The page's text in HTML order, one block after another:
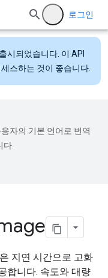
로그인
시되었습니다. 이 API
스하는 것이 좋습니다.
자의 기본 언어로 번역
다.
지연 시간으로 고화
합니다. 속도와 대량